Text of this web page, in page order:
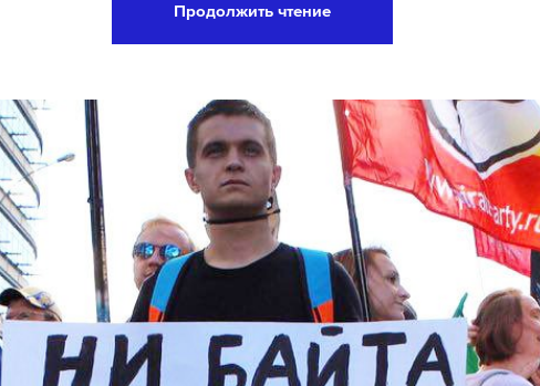
А еще мы есть вTelegram ,Дзен иVK.
Telegram Дзен
LOOK press/Vitaly Ivanov
Продолжить чтение